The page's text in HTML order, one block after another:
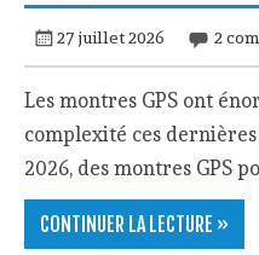
27 juillet 2026 2
Les montres GPS ont
complexité ces
2026, des montres GPS
CONTINUER LA LECTURE »